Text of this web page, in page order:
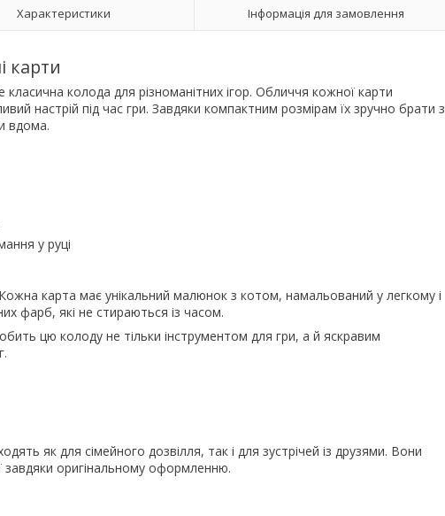
Характеристики Інформація для замовлення
карти
класична колода для різноманітних ігор. Обличчя кожної карти
настрій під час гри. Завдяки компактним розмірам їх зручно брати з
вдома.
у руці
карта має унікальний малюнок з котом, намальований у легкому і
фарб, які не стираються із часом.
цю колоду не тільки інструментом для гри, а й яскравим
як для сімейного дозвілля, так і для зустрічей із друзями. Вони
завдяки оригінальному оформленню.